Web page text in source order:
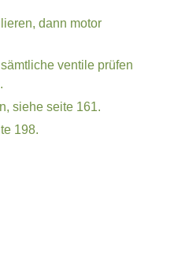
dann motor
ventile prüfen
siehe seite 161.
198.